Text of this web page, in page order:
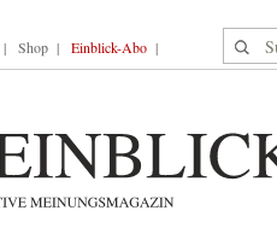
Shop Einblick-Abo Suche